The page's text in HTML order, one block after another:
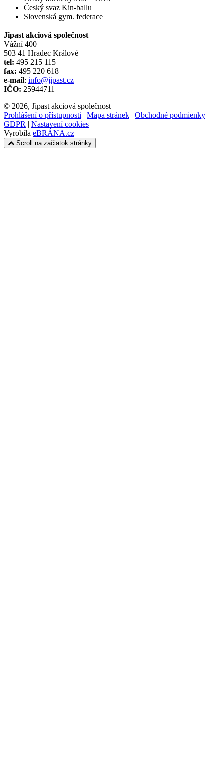
Český svaz Kin-ballu
Slovenská gym. federace
Jipast akciová společnost
Vážní 400
503 41 Hradec Králové
tel: 495 215 115
fax: 495 220 618
e-mail: info@jipast.cz
IČO: 25944711
© 2026, Jipast akciová společnost
Prohlášení o přístupnosti | Mapa stránek | Obchodné podmienky |
GDPR | Nastavení cookies
Vyrobila eBRÁNA.cz
Scroll na začiatok stránky